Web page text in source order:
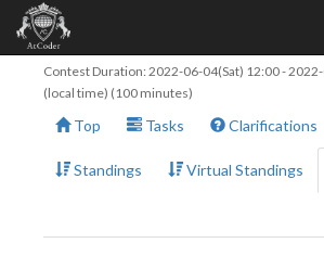
Contest Duration: 2022-06-04(Sat) 12:00-
(local time) (100 minutes)
Top Tasks Clarifications
Standings Virtual Standings